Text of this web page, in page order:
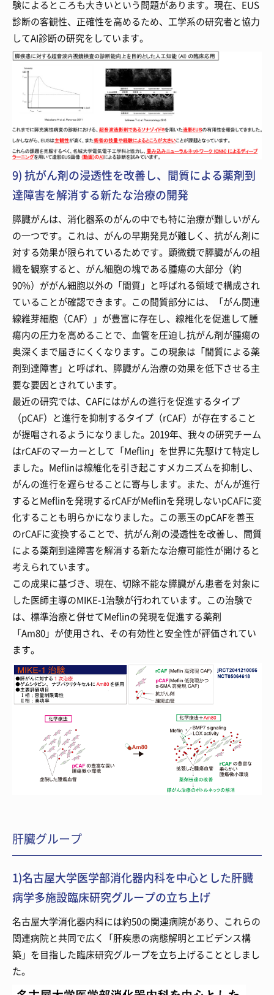
験によるところも大きいという問題があります。現在、EUS
診断の客観性、正確性を高めるため、工学系の研究者と協力
してAI診断の研究をしています。
9) 抗がん剤の浸透性を改善し、間質による薬剤到
達障害を解消する新たな治療の開発
膵臓がんは、消化器系のがんの中でも特に治療が難しいがん
の一つです。これは、がんの早期発見が難しく、抗がん剤に
対する効果が限られているためです。顕微鏡で膵臓がんの組
織を観察すると、がん細胞の塊である腫瘍の大部分（約
90%）ががん細胞以外の「間質」と呼ばれる領域で構成され
ていることが確認できます。この間質部分には、「がん関連
線維芽細胞（CAF）」が豊富に存在し、線維化を促進して腫
瘍内の圧力を高めることで、血管を圧迫し抗がん剤が腫瘍の
奥深くまで届きにくくなります。この現象は「間質による薬
剤到達障害」と呼ばれ、膵臓がん治療の効果を低下させる主
要な要因とされています。
最近の研究では、CAFにはがんの進行を促進するタイプ
（pCAF）と進行を抑制するタイプ（rCAF）が存在すること
が提唱されるようになりました。2019年、我々の研究チーム
はrCAFのマーカーとして「Meflin」を世界に先駆けて特定し
ました。Meflinは線維化を引き起こすメカニズムを抑制し、
がんの進行を遅らせることに寄与します。また、がんが進行
するとMeflinを発現するrCAFがMeflinを発現しないpCAFに変
化することも明らかになりました。この悪玉のpCAFを善玉
のrCAFに変換することで、抗がん剤の浸透性を改善し、間質
による薬剤到達障害を解消する新たな治療可能性が開けると
考えられています。
この成果に基づき、現在、切除不能な膵臓がん患者を対象に
した医師主導のMIKE-1治験が行われています。この治験で
は、標準治療と併せてMeflinの発現を促進する薬剤
「Am80」が使用され、その有効性と安全性が評価されてい
ます。
肝臓グループ
1)名古屋大学医学部消化器内科を中心とした肝臓
病学多施設臨床研究グループの立ち上げ
名古屋大学消化器内科には約50の関連病院があり、これらの
関連病院と共同で広く「肝疾患の病態解明とエビデンス構
築」を目指した臨床研究グループを立ち上げることとしまし
た。